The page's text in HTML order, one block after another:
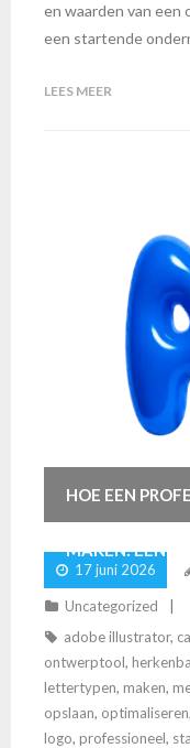
en waarden van een
een startende
LEES MEER
HOE EEN
MAKEN:
SUCCES
17 juni 2026
Uncategorized
adobe illustrator,
ontwerptool,
lettertypen, maken,
opslaan, optimaliseren,
logo, professioneel,